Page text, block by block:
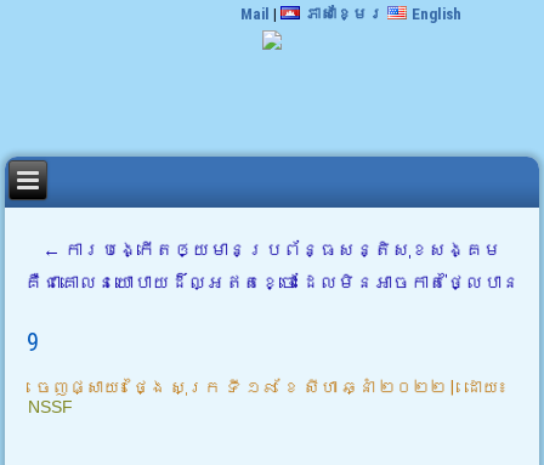
Mail | ភាសាខ្មែរ English
← ការបង្កើតឲ្យមានប្រព័ន្ធសន្តិសុខសង្គម
គឺជាគោលនយោបាយដ៏ល្អឥតខ្ចោះ ដែលមិនអាចកាត់ថ្លៃបាន
9
ចេញផ្សាយ៖ ថ្ងៃ សុក្រ ទី ១៩ ខែ សីហា ឆ្នាំ ២០២២ | ដោយ៖
NSSF